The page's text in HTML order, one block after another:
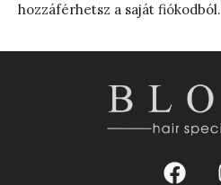
hozzáférhetsz a saját fiókodból.